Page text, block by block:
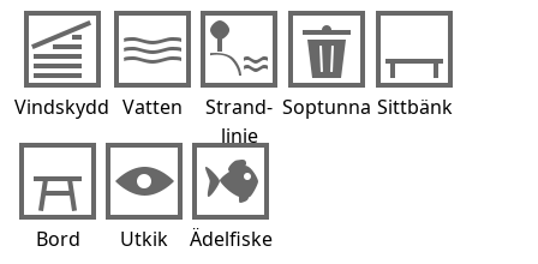
Vindskydd Vatten
Strand-
linje
Soptunna Sittbänk
Bord Utkik Ädelfiske